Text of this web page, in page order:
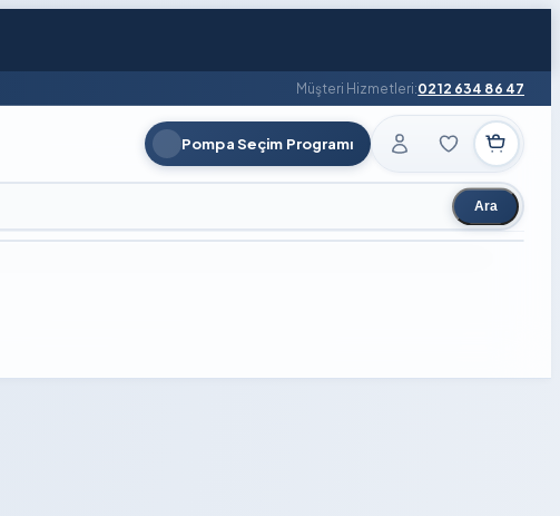
Müşteri Hizmetleri:0212 634 86 47
Pompa Seçim Programı
Ara